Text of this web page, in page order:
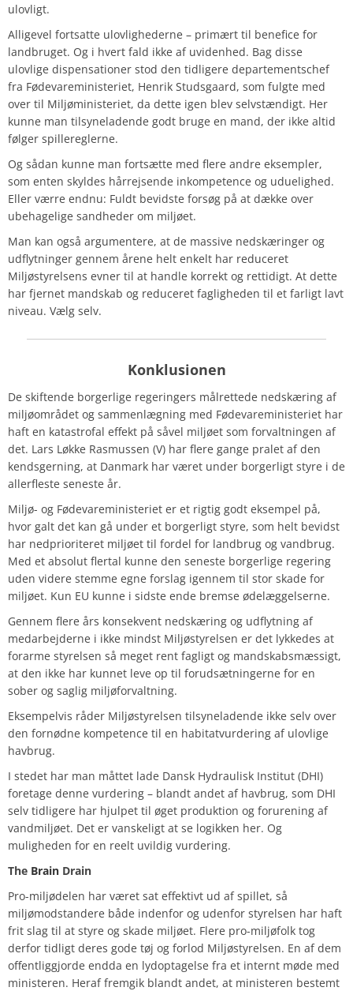
ulovligt.
Alligevel fortsatte ulovlighederne – primært til benefice for
landbruget. Og i hvert fald ikke af uvidenhed. Bag disse
ulovlige dispensationer stod den tidligere departementschef
fra Fødevareministeriet, Henrik Studsgaard, som fulgte med
over til Miljøministeriet, da dette igen blev selvstændigt. Her
kunne man tilsyneladende godt bruge en mand, der ikke altid
følger spillereglerne.
Og sådan kunne man fortsætte med flere andre eksempler,
som enten skyldes hårrejsende inkompetence og uduelighed.
Eller værre endnu: Fuldt bevidste forsøg på at dække over
ubehagelige sandheder om miljøet.
Man kan også argumentere, at de massive nedskæringer og
udflytninger gennem årene helt enkelt har reduceret
Miljøstyrelsens evner til at handle korrekt og rettidigt. At dette
har fjernet mandskab og reduceret fagligheden til et farligt lavt
niveau. Vælg selv.
Konklusionen
De skiftende borgerlige regeringers målrettede nedskæring af
miljøområdet og sammenlægning med Fødevareministeriet har
haft en katastrofal effekt på såvel miljøet som forvaltningen af
det. Lars Løkke Rasmussen (V) har flere gange pralet af den
kendsgerning, at Danmark har været under borgerligt styre i de
allerfleste seneste år.
Miljø- og Fødevareministeriet er et rigtig godt eksempel på,
hvor galt det kan gå under et borgerligt styre, som helt bevidst
har nedprioriteret miljøet til fordel for landbrug og vandbrug.
Med et absolut flertal kunne den seneste borgerlige regering
uden videre stemme egne forslag igennem til stor skade for
miljøet. Kun EU kunne i sidste ende bremse ødelæggelserne.
Gennem flere års konsekvent nedskæring og udflytning af
medarbejderne i ikke mindst Miljøstyrelsen er det lykkedes at
forarme styrelsen så meget rent fagligt og mandskabsmæssigt,
at den ikke har kunnet leve op til forudsætningerne for en
sober og saglig miljøforvaltning.
Eksempelvis råder Miljøstyrelsen tilsyneladende ikke selv over
den fornødne kompetence til en habitatvurdering af ulovlige
havbrug.
I stedet har man måttet lade Dansk Hydraulisk Institut (DHI)
foretage denne vurdering – blandt andet af havbrug, som DHI
selv tidligere har hjulpet til øget produktion og forurening af
vandmiljøet. Det er vanskeligt at se logikken her. Og
muligheden for en reelt uvildig vurdering.
The Brain Drain
Pro-miljødelen har været sat effektivt ud af spillet, så
miljømodstandere både indenfor og udenfor styrelsen har haft
frit slag til at styre og skade miljøet. Flere pro-miljøfolk tog
derfor tidligt deres gode tøj og forlod Miljøstyrelsen. En af dem
offentliggjorde endda en lydoptagelse fra et internt møde med
ministeren. Heraf fremgik blandt andet, at ministeren bestemt